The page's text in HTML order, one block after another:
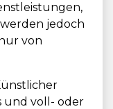
jedoch
von
und voll- oder